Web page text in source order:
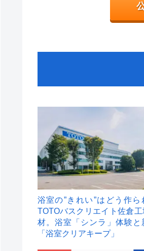
浴室の”きれい”はどう作ら
TOTOバスクリエイト佐倉工
材。浴室「シンラ」体験と
「浴室クリアキープ」